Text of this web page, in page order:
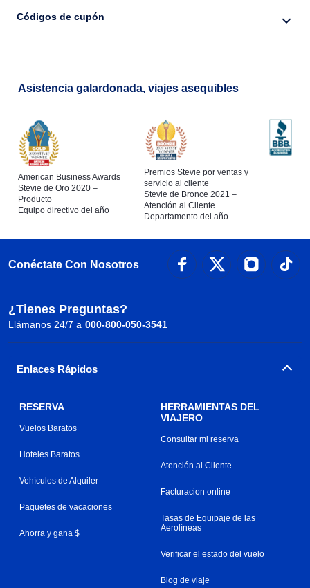
Códigos de cupón
Asistencia galardonada, viajes asequibles
American Business Awards
Stevie de Oro 2020 –
Producto
Equipo directivo del año
Premios Stevie por ventas y
servicio al cliente
Stevie de Bronce 2021 –
Atención al Cliente
Departamento del año
Conéctate Con Nosotros
¿Tienes Preguntas?
Llámanos 24/7 a 000-800-050-3541
Enlaces Rápidos
RESERVA
Vuelos Baratos
Hoteles Baratos
Vehículos de Alquiler
Paquetes de vacaciones
Ahorra y gana $
HERRAMIENTAS DEL
VIAJERO
Consultar mi reserva
Atención al Cliente
Facturacion online
Tasas de Equipaje de las
Aerolíneas
Verificar el estado del vuelo
Blog de viaje